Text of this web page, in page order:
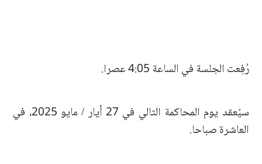
رُفِعت الجلسة في الساعة 4:05 عصرا.
سيُعقد يوم المحاكمة التالي في 27 أيار / مايو 2025، في
العاشرة صباحا.